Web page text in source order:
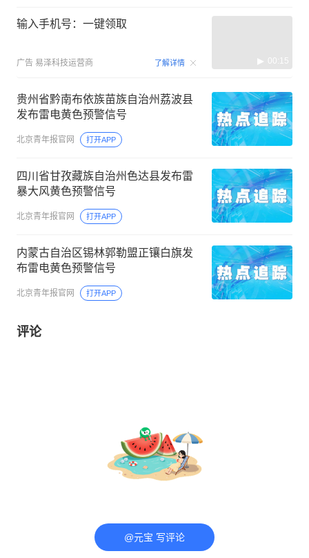
输入手机号：一键领取
广告 易泽科技运营商 了解详情 00:15
贵州省黔南布依族苗族自治州荔波县
发布雷电黄色预警信号
北京青年报官网 打开APP
四川省甘孜藏族自治州色达县发布雷
暴大风黄色预警信号
北京青年报官网 打开APP
内蒙古自治区锡林郭勒盟正镶白旗发
布雷电黄色预警信号
北京青年报官网 打开APP
评论
@元宝 写评论